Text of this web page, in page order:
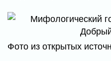
Фото из открытых